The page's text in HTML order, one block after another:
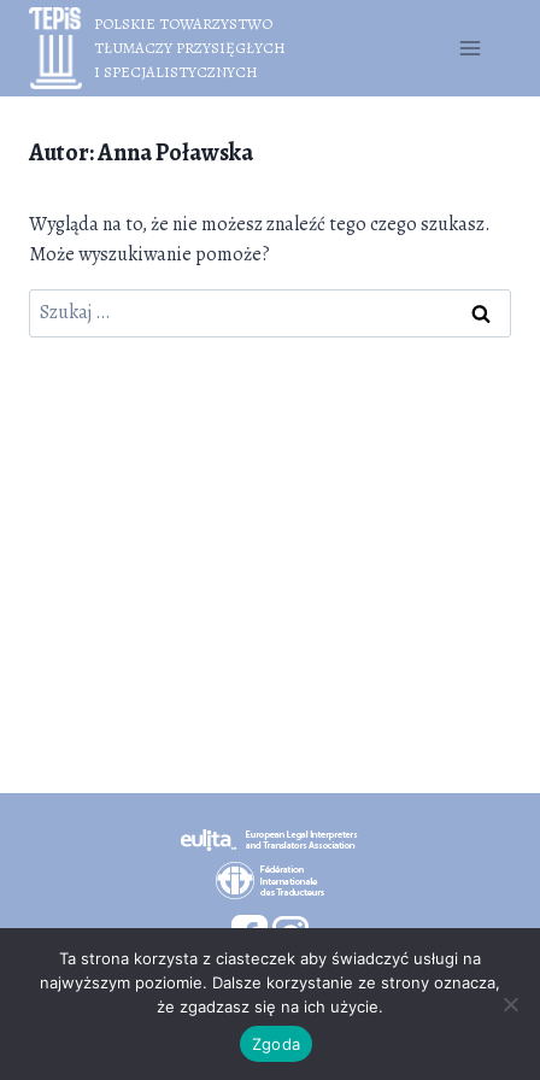
Przejdź
treści
POLSKIE TOWARZYSTWO
TŁUMACZY PRZYSIĘGŁYCH
I SPECJALISTYCZNYCH
Autor: Anna Poławska
Wygląda na to, że nie możesz znaleźć tego czego szukasz.
Może wyszukiwanie pomoże?
Szukaj:
© 2026 PT TEPIS
Ta strona korzysta z ciasteczek aby świadczyć usługi na
najwyższym poziomie. Dalsze korzystanie ze strony oznacza,
że zgadzasz się na ich użycie.
Zgoda